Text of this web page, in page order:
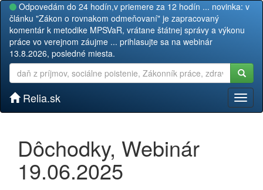
Odpovedám do 24 hodín,v priemere za 12 hodín ... novinka: v
článku "Zákon o rovnakom odmeňovaní" je zapracovaný
komentár k metodike MPSVaR, vrátane štátnej správy a výkonu
práce vo verejnom záujme ... prihlasujte sa na webinár
13.8.2026, posledné miesta.
Relia.sk
Dôchodky, Webinár
19.06.2025